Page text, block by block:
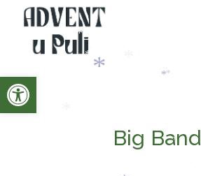
Open toolbar
Big Band
*